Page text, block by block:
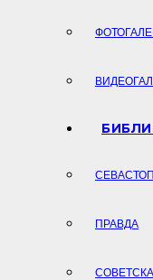
ПРАВДА